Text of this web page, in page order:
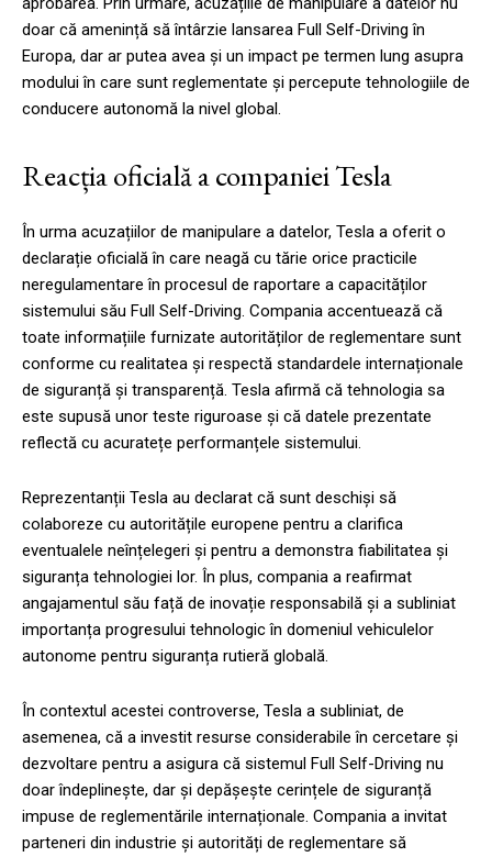
doar că amenință să întârzie lansarea Full Self-Driving în
Europa, dar ar putea avea și un impact pe termen lung asupra
modului în care sunt reglementate și percepute tehnologiile de
conducere autonomă la nivel global.
Reacția oficială a companiei Tesla
În urma acuzațiilor de manipulare a datelor, Tesla a oferit o
declarație oficială în care neagă cu tărie orice practicile
neregulamentare în procesul de raportare a capacităților
sistemului său Full Self-Driving. Compania accentuează că
toate informațiile furnizate autorităților de reglementare sunt
conforme cu realitatea și respectă standardele internaționale
de siguranță și transparență. Tesla afirmă că tehnologia sa
este supusă unor teste riguroase și că datele prezentate
reflectă cu acuratețe performanțele sistemului.
Reprezentanții Tesla au declarat că sunt deschiși să
colaboreze cu autoritățile europene pentru a clarifica
eventualele neînțelegeri și pentru a demonstra fiabilitatea și
siguranța tehnologiei lor. În plus, compania a reafirmat
angajamentul său față de inovație responsabilă și a subliniat
importanța progresului tehnologic în domeniul vehiculelor
autonome pentru siguranța rutieră globală.
În contextul acestei controverse, Tesla a subliniat, de
asemenea, că a investit resurse considerabile în cercetare și
dezvoltare pentru a asigura că sistemul Full Self-Driving nu
doar îndeplinește, dar și depășește cerințele de siguranță
impuse de reglementările internaționale. Compania a invitat
parteneri din industrie și autorități de reglementare să